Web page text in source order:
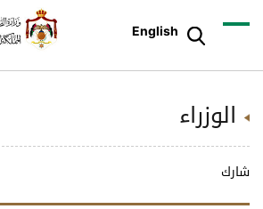
English
الوزراء
شارك